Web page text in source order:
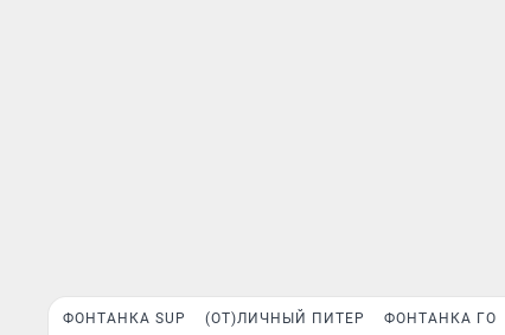
ФОНТАНКА SUP (ОТ)ЛИЧНЫЙ ПИТЕР ФОНТАНКА ГО